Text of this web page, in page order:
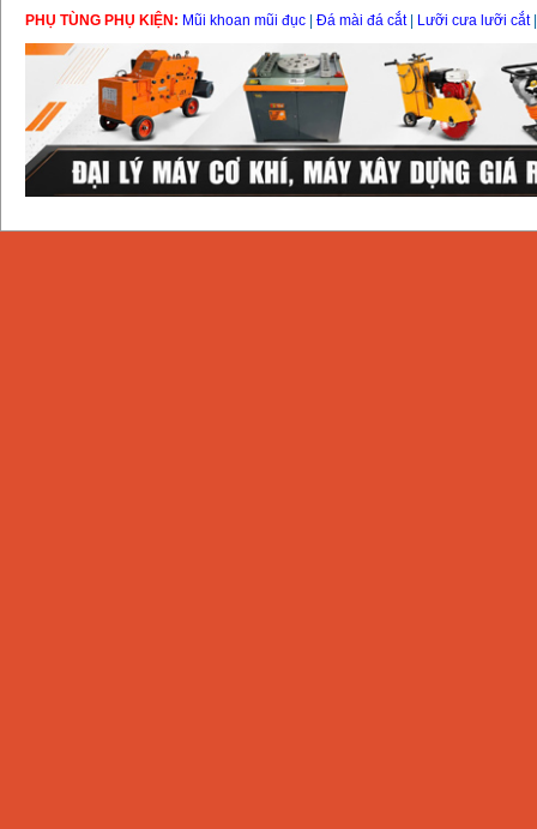
PHỤ TÙNG PHỤ KIỆN: Mũi khoan mũi đục Đá mài đá cắt| Lưỡi cưa lưỡi cắt